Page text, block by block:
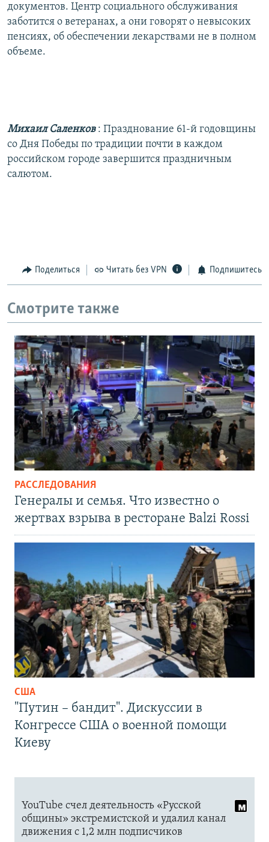
документов. Центр социального обслуживания
заботится о ветеранах, а они говорят о невысоких
пенсиях, об обеспечении лекарствами не в полном
объеме.
Михаил Саленков : Празднование 61-й годовщины
со Дня Победы по традиции почти в каждом
российском городе завершится праздничным
салютом.
Поделиться Читать без VPN Подпишитесь
Смотрите также
РАССЛЕДОВАНИЯ
Генералы и семья. Что известно о
жертвах взрыва в ресторане Balzi Rossi
США
"Путин – бандит". Дискуссии в
Конгрессе США о военной помощи
Киеву